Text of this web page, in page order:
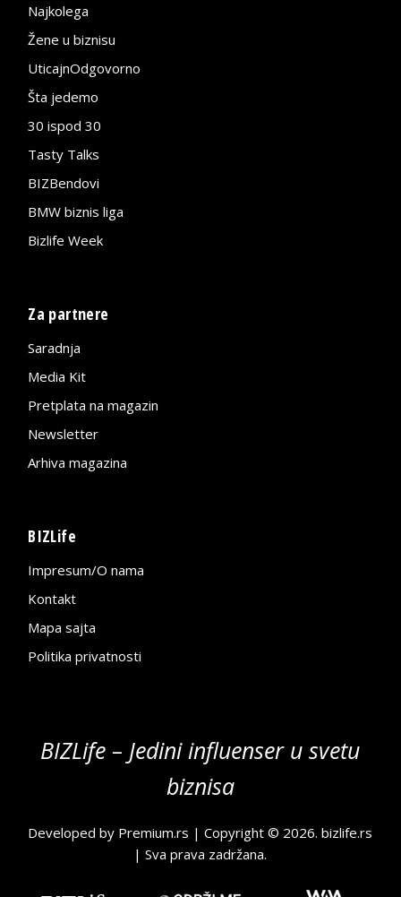
Najkolega
Žene u biznisu
UticajnOdgovorno
Šta jedemo
30 ispod 30
Tasty Talks
BIZBendovi
BMW biznis liga
Bizlife Week
Za partnere
Saradnja
Media Kit
Pretplata na magazin
Newsletter
Arhiva magazina
BIZLife
Impresum/O nama
Kontakt
Mapa sajta
Politika privatnosti
BIZLife – Jedini influenser u svetu
biznisa
Developed by Premium.rs | Copyright © 2026.bizlife.rs
| Sva prava zadržana.